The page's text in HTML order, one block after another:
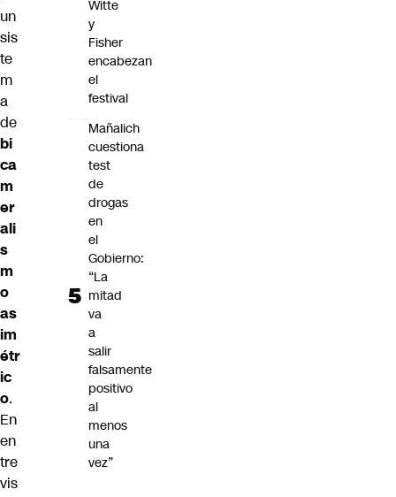
un
sis
te
m
a
de
bi
ca
m
er
ali
s
m
o
as
im
étr
ic
o.
En
en
tre
vis
Witte
y
Fisher
encabezan
el
festival
Mañalich
cuestiona
test
de
drogas
en
el
Gobierno:
“La
mitad
va
a
salir
falsamente
positivo
al
menos
una
vez”